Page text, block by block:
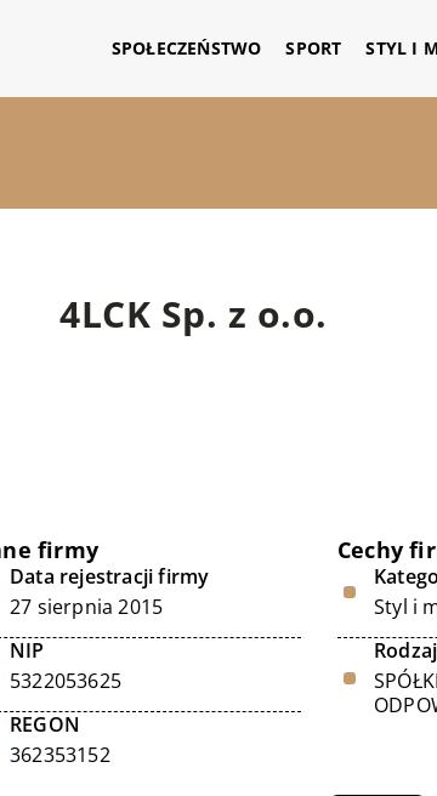
SPOŁECZEŃSTWO SPORT STYL I
4LCK Sp. z o.o.
firmy
Data rejestracji firmy
27 sierpnia 2015
NIP
5322053625
REGON
362353152
Cechy
Styl i